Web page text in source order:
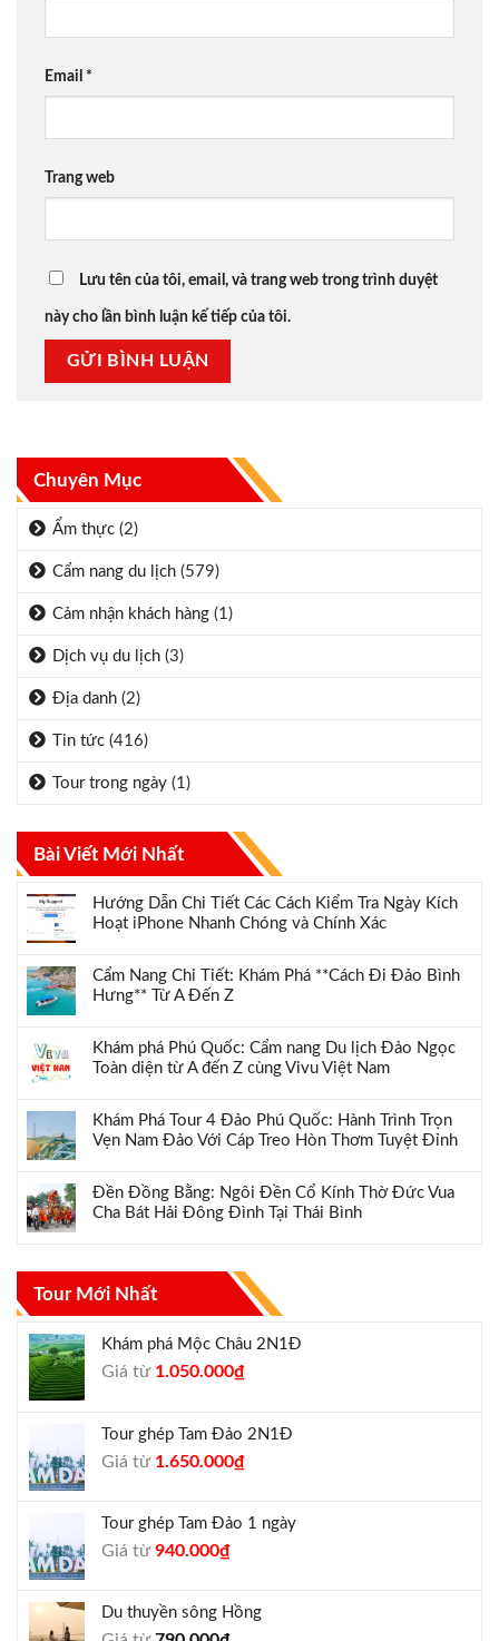
Chuyên Mục
Ẩm thực (2)
Cẩm nang du lịch (579)
Cảm nhận khách hàng (1)
Dịch vụ du lịch (3)
Địa danh (2)
Tin tức (416)
Tour trong ngày (1)
Bài Viết Mới Nhất
Hướng Dẫn Chi Tiết Các Cách Kiểm Tra Ngày Kích
Hoạt iPhone Nhanh Chóng và Chính Xác
Cẩm Nang Chi Tiết: Khám Phá **Cách Đi Đảo Bình
Hưng** Từ A Đến Z
Khám phá Phú Quốc: Cẩm nang Du lịch Đảo Ngọc
Toàn diện từ A đến Z cùng Vivu Việt Nam
Khám Phá Tour 4 Đảo Phú Quốc: Hành Trình Trọn
Vẹn Nam Đảo Với Cáp Treo Hòn Thơm Tuyệt Đỉnh
Đền Đồng Bằng: Ngôi Đền Cổ Kính Thờ Đức Vua
Cha Bát Hải Đông Đình Tại Thái Bình
Tour Mới Nhất
Khám phá Mộc Châu 2N1Đ
Giá từ Giá
1.300.000₫.
1.050.000₫Giá
là:
Tour ghép Tam Đảo 2N1Đ
Giá từ Giá
1.800.000₫.
1.650.000₫Giá
là:
Tour ghép Tam Đảo 1 ngày
Giá từGiá
1.000.000₫.
940.000₫Giá
là:
Du thuyền sông Hồng
Email *
Trang web
Lưu tên của tôi, email, và trang web trong trình duyệt
này cho lần bình luận kế tiếp của tôi.